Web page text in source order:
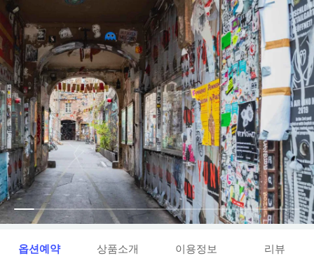
옵션예약 상품소개 이용정보 리뷰